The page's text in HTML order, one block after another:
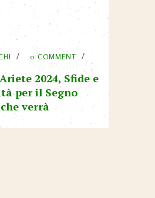
0 COMMENT
2024, Sfide e
per il Segno
verrà